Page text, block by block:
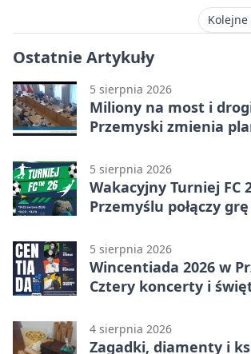
Ostatnie Artykuły
5 sierpnia 2026
Miliony na most i
Przemyski zmienia
5 sierpnia 2026
Wakacyjny Turniej FC
Przemyślu połączy
5 sierpnia 2026
Wincentiada 2026 w
Cztery koncerty i
4 sierpnia 2026
Zagadki, diamenty i